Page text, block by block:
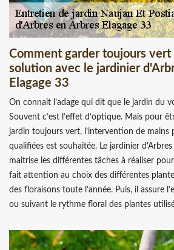
Comment garder toujours vert
solution avec le jardinier
Elagage 33
On connait l’adage qui dit que le jardin du
Souvent c’est l’effet d’optique. Mais pour
jardin toujours vert, l’intervention de mains
qualifiées est souhaitée. Le jardinier
maitrise les différentes tâches à réaliser
fait attention au choix des différentes
des floraisons toute l’année. Puis, il assure
ou suivant le rythme floral des plantes